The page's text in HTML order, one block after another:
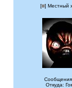
[ ] Местный
Откуда: